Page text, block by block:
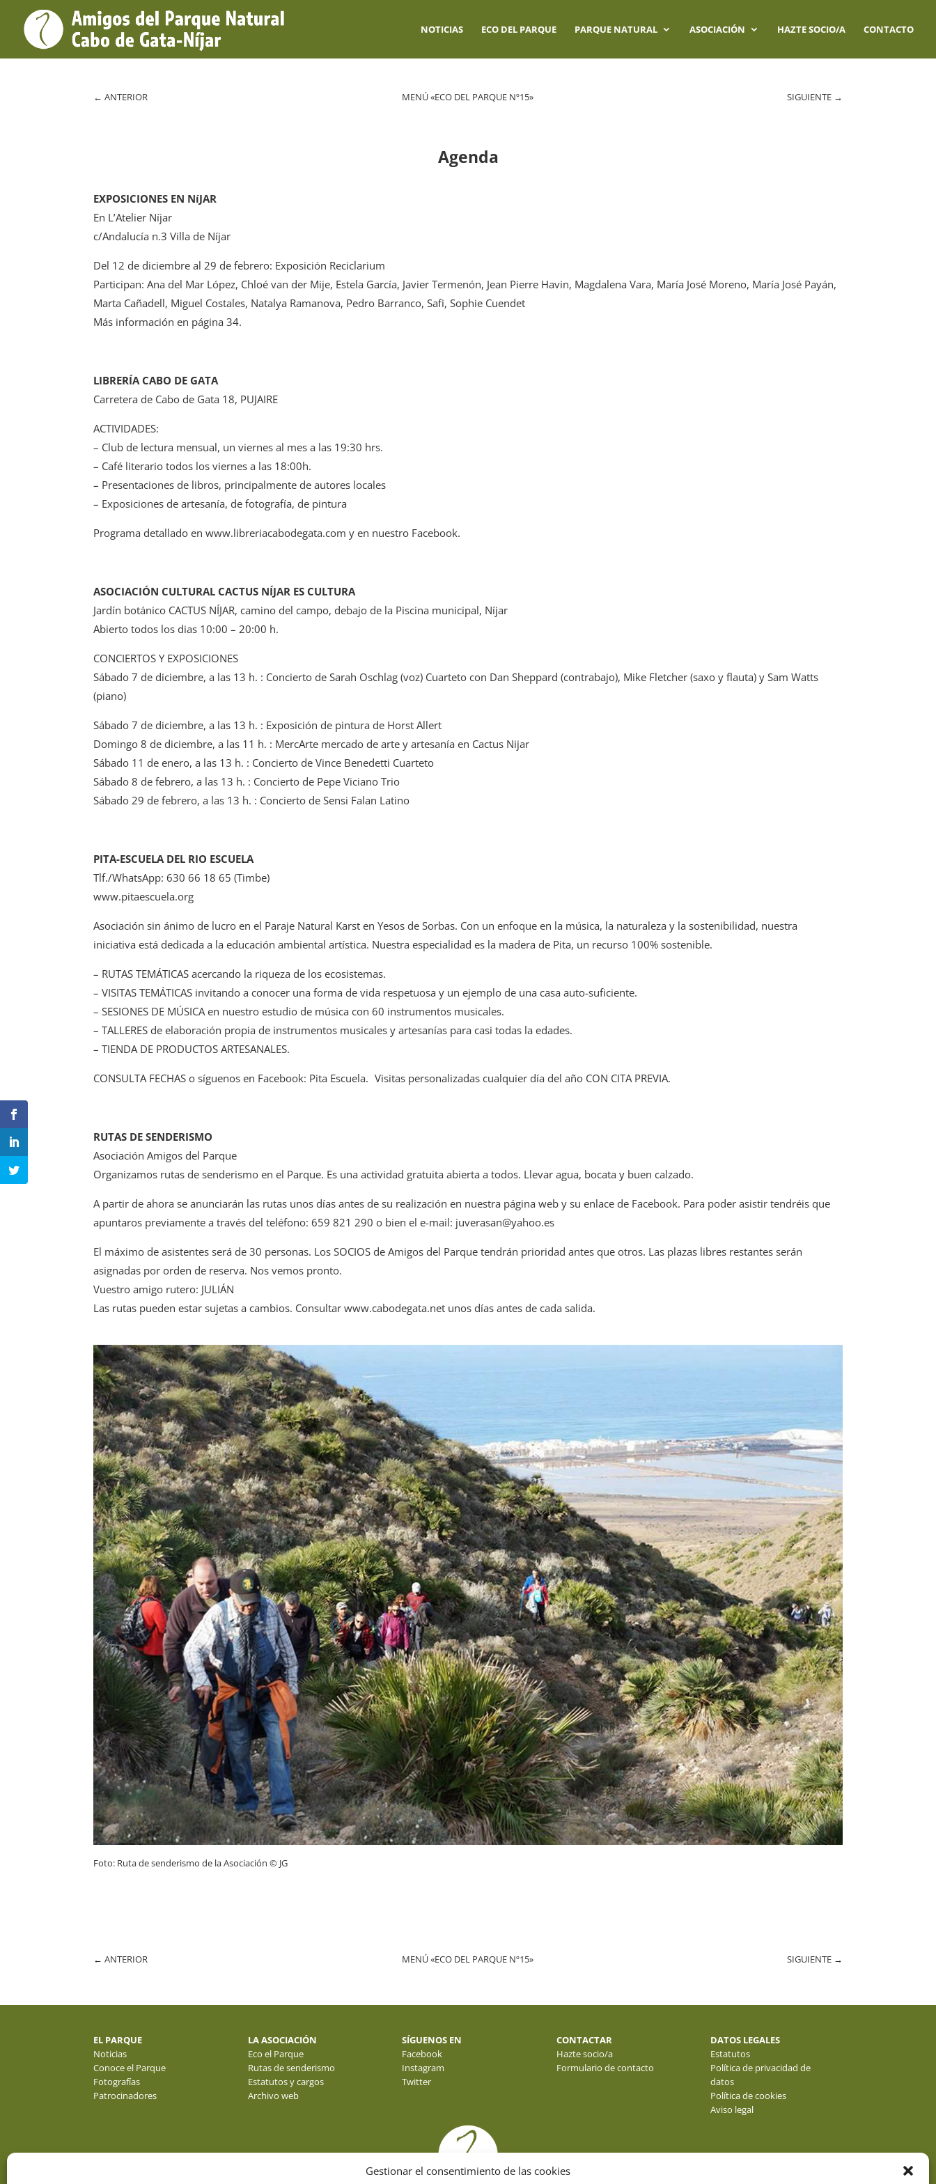
Gestionar el consentimiento de las cookies
NOTICIAS ECO DEL PARQUE PARQUE NATURAL ASOCIACIÓN HAZTE SOCIO/A CONTACTO
←ANTERIOR MENÚ «ECO DEL PARQUE Nº15» SIGUIENTE →
Agenda
EXPOSICIONES EN NíJAR
En L’Atelier Níjar
c/Andalucía n.3 Villa de Níjar
Del 12 de diciembre al 29 de febrero: Exposición Reciclarium
Participan: Ana del Mar López, Chloé van der Mije, Estela García, Javier Termenón, Jean Pierre Havin, Magdalena Vara, María José Moreno, María José Payán,
Marta Cañadell, Miguel Costales, Natalya Ramanova, Pedro Barranco, Safi, Sophie Cuendet
Más información en página 34.
LIBRERÍA CABO DE GATA
Carretera de Cabo de Gata 18, PUJAIRE
ACTIVIDADES:
– Club de lectura mensual, un viernes al mes a las 19:30 hrs.
– Café literario todos los viernes a las 18:00h.
– Presentaciones de libros, principalmente de autores locales
– Exposiciones de artesanía, de fotografía, de pintura
Programa detallado en www.libreriacabodegata.com y en nuestro Facebook.
ASOCIACIÓN CULTURAL CACTUS NÍJAR ES CULTURA
Jardín botánico CACTUS NÍJAR, camino del campo, debajo de la Piscina municipal, Níjar
Abierto todos los dias 10:00 – 20:00 h.
CONCIERTOS Y EXPOSICIONES
Sábado 7 de diciembre, a las 13 h. : Concierto de Sarah Oschlag (voz) Cuarteto con Dan Sheppard (contrabajo), Mike Fletcher (saxo y flauta) y Sam Watts
(piano)
Sábado 7 de diciembre, a las 13 h. : Exposición de pintura de Horst Allert
Domingo 8 de diciembre, a las 11 h. : MercArte mercado de arte y artesanía en Cactus Nijar
Sábado 11 de enero, a las 13 h. : Concierto de Vince Benedetti Cuarteto
Sábado 8 de febrero, a las 13 h. : Concierto de Pepe Viciano Trio
Sábado 29 de febrero, a las 13 h. : Concierto de Sensi Falan Latino
PITA-ESCUELA DEL RIO ESCUELA
Tlf./WhatsApp: 630 66 18 65 (Timbe)
www.pitaescuela.org
Asociación sin ánimo de lucro en el Paraje Natural Karst en Yesos de Sorbas. Con un enfoque en la música, la naturaleza y la sostenibilidad, nuestra
iniciativa está dedicada a la educación ambiental artística. Nuestra especialidad es la madera de Pita, un recurso 100% sostenible.
– RUTAS TEMÁTICAS acercando la riqueza de los ecosistemas.
– VISITAS TEMÁTICAS invitando a conocer una forma de vida respetuosa y un ejemplo de una casa auto-suficiente.
– SESIONES DE MÚSICA en nuestro estudio de música con 60 instrumentos musicales.
– TALLERES de elaboración propia de instrumentos musicales y artesanías para casi todas la edades.
– TIENDA DE PRODUCTOS ARTESANALES.
CONSULTA FECHAS o síguenos en Facebook: Pita Escuela. Visitas personalizadas cualquier día del año CON CITA PREVIA.
RUTAS DE SENDERISMO
Asociación Amigos del Parque
Organizamos rutas de senderismo en el Parque. Es una actividad gratuita abierta a todos. Llevar agua, bocata y buen calzado.
A partir de ahora se anunciarán las rutas unos días antes de su realización en nuestra página web y su enlace de Facebook. Para poder asistir tendréis que
apuntaros previamente a través del teléfono: 659 821 290 o bien el e-mail: juverasan@yahoo.es
El máximo de asistentes será de 30 personas. Los SOCIOS de Amigos del Parque tendrán prioridad antes que otros. Las plazas libres restantes serán
asignadas por orden de reserva. Nos vemos pronto.
Vuestro amigo rutero: JULIÁN
Las rutas pueden estar sujetas a cambios. Consultar www.cabodegata.net unos días antes de cada salida.
Foto: Ruta de senderismo de la Asociación © JG
←ANTERIOR MENÚ «ECO DEL PARQUE Nº15» SIGUIENTE →
EL PARQUE
Noticias
Conoce el Parque
Fotografías
Patrocinadores
LA ASOCIACIÓN
Eco el Parque
Rutas de senderismo
Estatutos y cargos
Archivo web
SÍGUENOS EN
Facebook
Instagram
Twitter
CONTACTAR
Hazte socio/a
Formulario de contacto
DATOS LEGALES
Estatutos
Política de privacidad de
datos
Política de cookies
Aviso legal